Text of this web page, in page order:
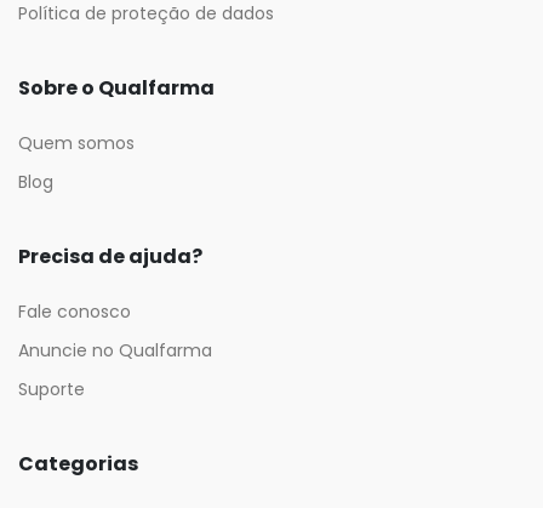
Política de proteção de dados
Sobre o Qualfarma
Quem somos
Blog
Precisa de ajuda?
Fale conosco
Anuncie no Qualfarma
Suporte
Categorias